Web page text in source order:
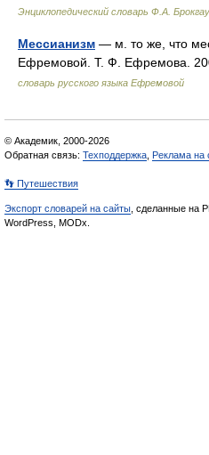
Энциклопедический словарь Ф.А.
Мессианизм — м. то же, что
Ефремовой. Т. Ф. Ефремова.
словарь русского языка Ефремовой
© Академик, 2000-2026
Обратная связь: Техподдержка Реклама на
👣 Путешествия
Экспорт словарей на сайты , сделанные на
WordPress, MODx.